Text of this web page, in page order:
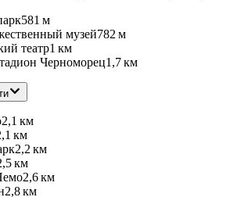
581 м
музей782 м
театр1 км
Черноморец1,7 км
2,1 км
км
2,2 км
км
2,6 км
2,8 км